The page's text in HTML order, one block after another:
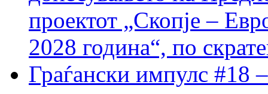
проектот „Скопје –
2028 година“, по
Граѓански импулс #18